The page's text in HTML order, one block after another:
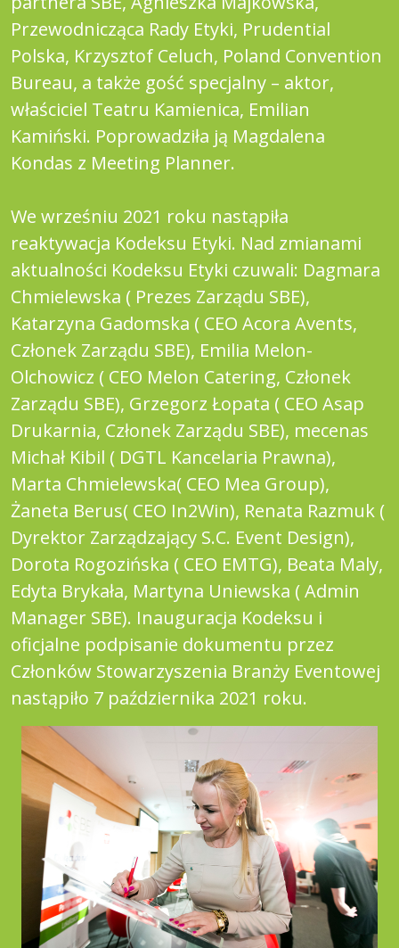
Przewodnicząca Rady Etyki, Prudential
Polska, Krzysztof Celuch, Poland Convention
Bureau, a także gość specjalny – aktor,
właściciel Teatru Kamienica, Emilian
Kamiński. Poprowadziła ją Magdalena
Kondas z Meeting Planner.
We wrześniu 2021 roku nastąpiła
reaktywacja Kodeksu Etyki. Nad zmianami
aktualności Kodeksu Etyki czuwali: Dagmara
Chmielewska ( Prezes Zarządu SBE),
Katarzyna Gadomska ( CEO Acora Avents,
Członek Zarządu SBE), Emilia Melon-
Olchowicz ( CEO Melon Catering, Członek
Zarządu SBE), Grzegorz Łopata ( CEO Asap
Drukarnia, Członek Zarządu SBE), mecenas
Michał Kibil ( DGTL Kancelaria Prawna),
Marta Chmielewska( CEO Mea Group),
Żaneta Berus( CEO In2Win), Renata Razmuk (
Dyrektor Zarządzający S.C. Event Design),
Dorota Rogozińska ( CEO EMTG), Beata Maly,
Edyta Brykała, Martyna Uniewska ( Admin
Manager SBE). Inauguracja Kodeksu i
oficjalne podpisanie dokumentu przez
Członków Stowarzyszenia Branży Eventowej
nastąpiło 7 października 2021 roku.